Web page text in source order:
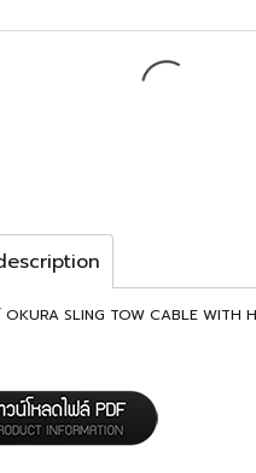
SLING TOW CABLE WITH